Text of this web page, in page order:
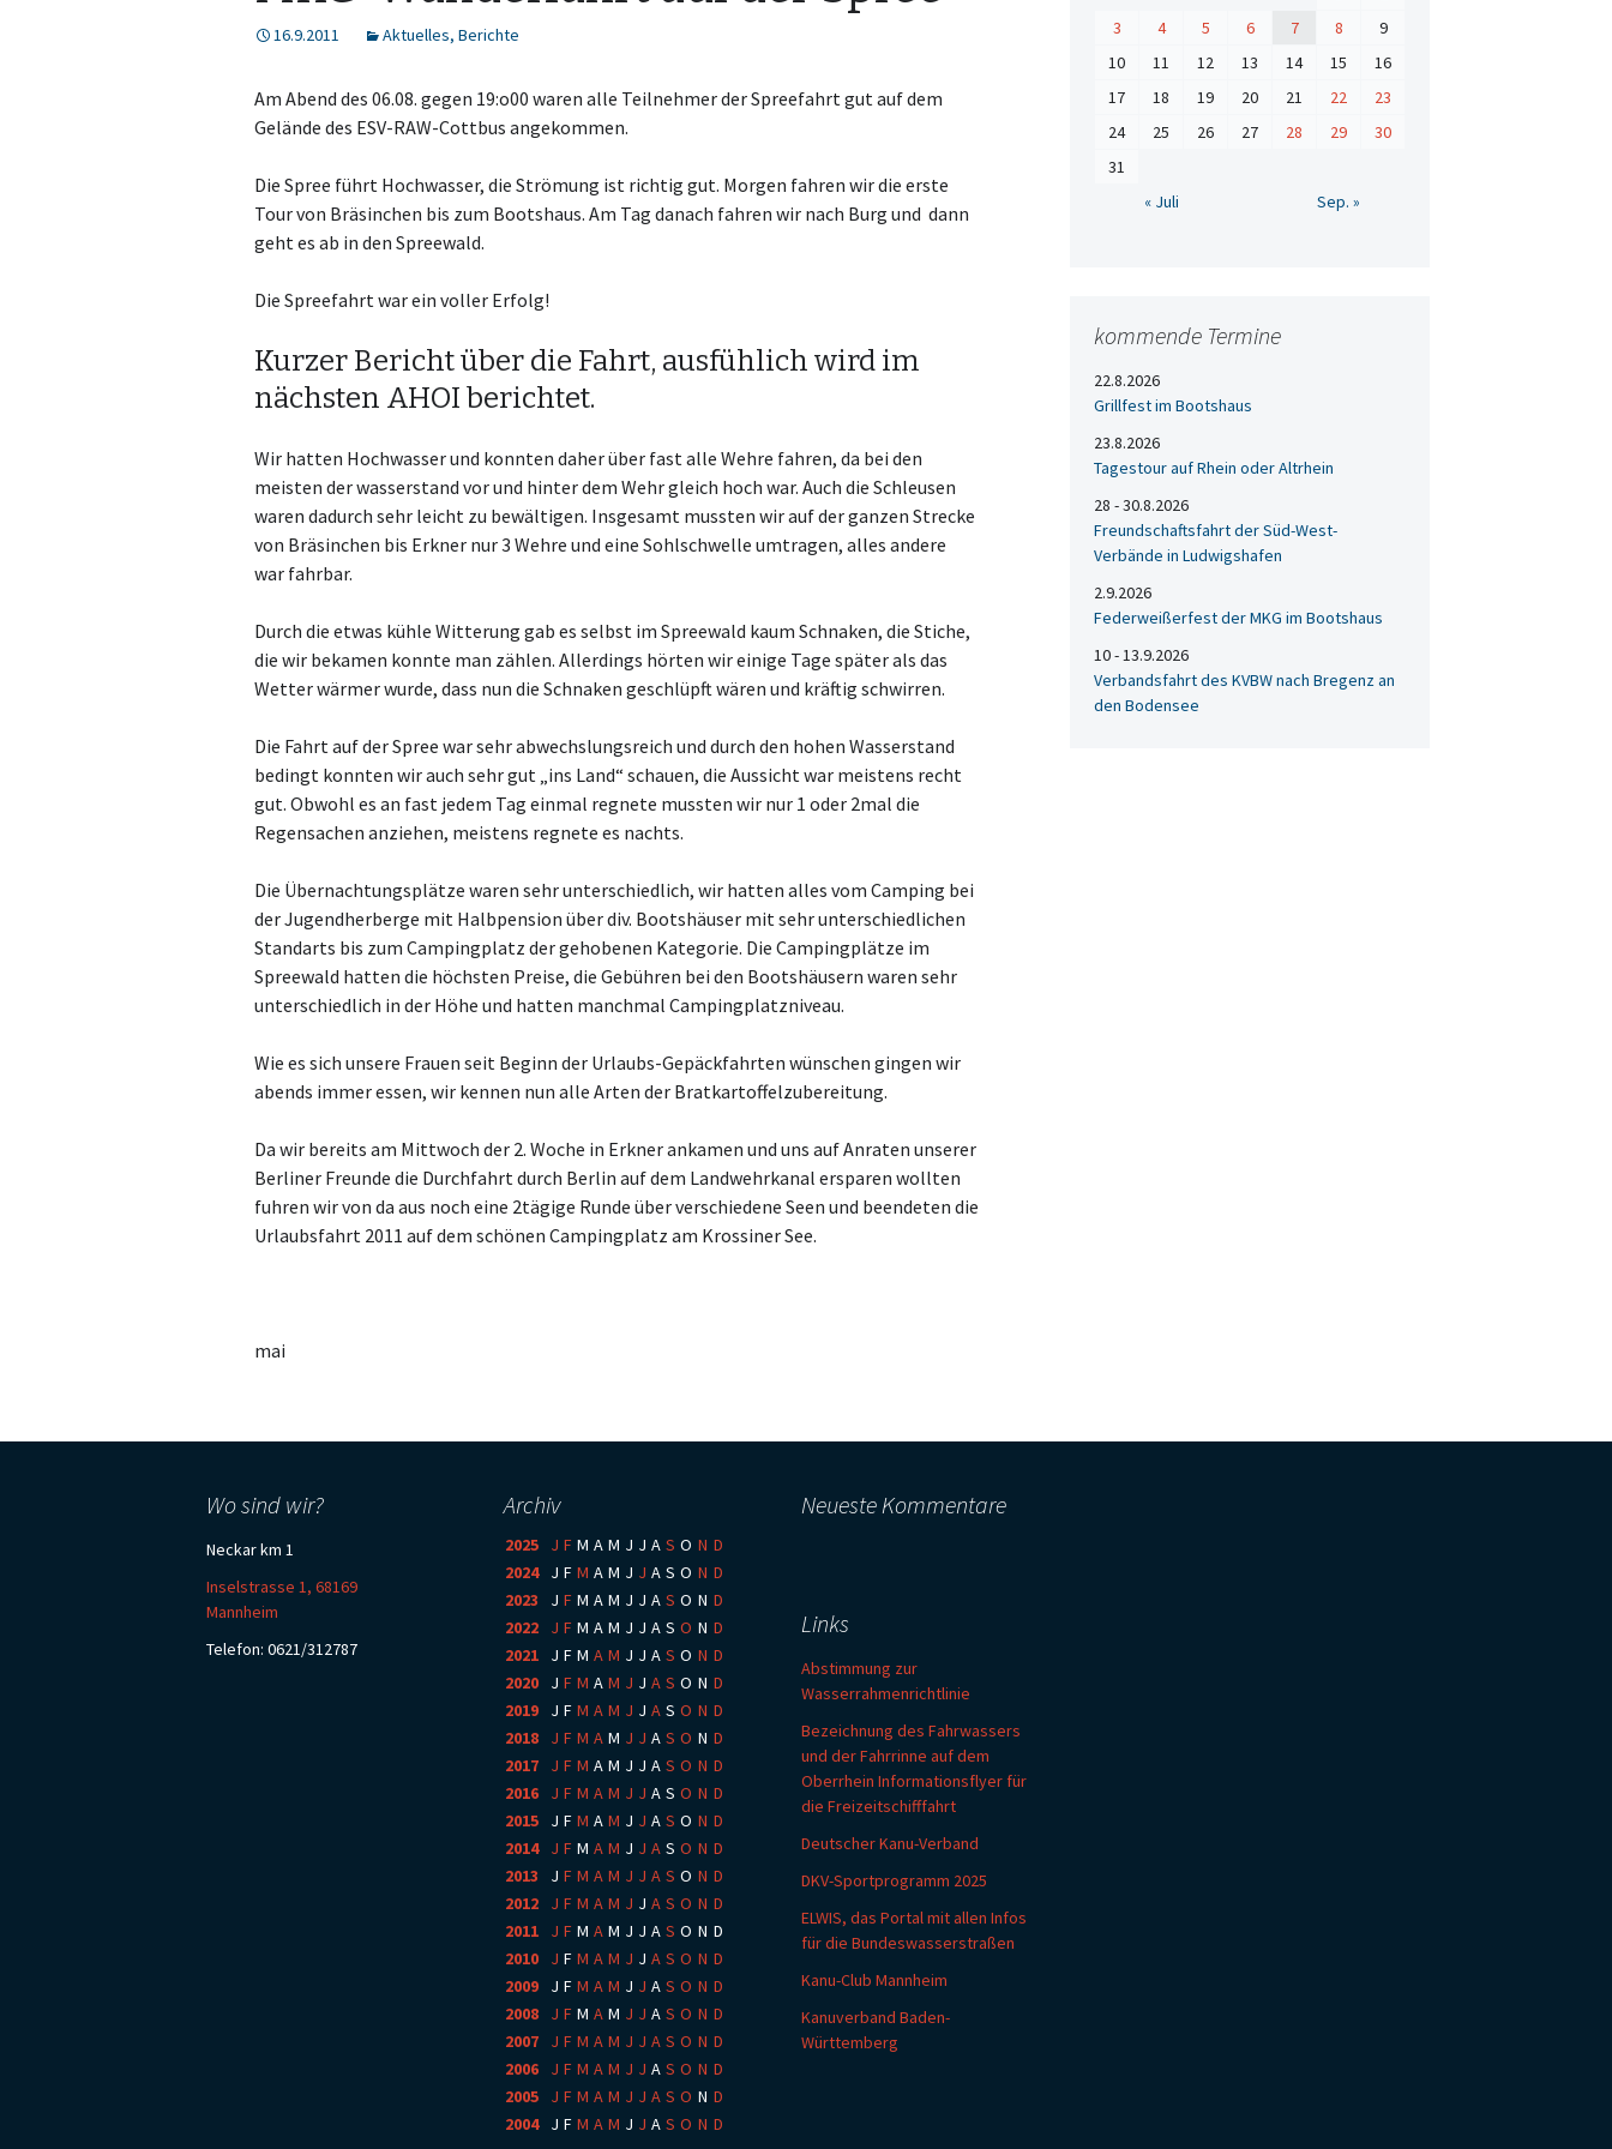
16.9.2011 Aktuelles, Berichte
Am Abend des 06.08. gegen 19:o00 waren alle Teilnehmer der Spreefahrt gut auf dem
Gelände des ESV-RAW-Cottbus angekommen.
Die Spree führt Hochwasser, die Strömung ist richtig gut. Morgen fahren wir die erste
Tour von Bräsinchen bis zum Bootshaus. Am Tag danach fahren wir nach Burg und dann
geht es ab in den Spreewald.
Die Spreefahrt war ein voller Erfolg!
Kurzer Bericht über die Fahrt, ausfühlich wird im
nächsten AHOI berichtet.
Wir hatten Hochwasser und konnten daher über fast alle Wehre fahren, da bei den
meisten der wasserstand vor und hinter dem Wehr gleich hoch war. Auch die Schleusen
waren dadurch sehr leicht zu bewältigen. Insgesamt mussten wir auf der ganzen Strecke
von Bräsinchen bis Erkner nur 3 Wehre und eine Sohlschwelle umtragen, alles andere
war fahrbar.
Durch die etwas kühle Witterung gab es selbst im Spreewald kaum Schnaken, die Stiche,
die wir bekamen konnte man zählen. Allerdings hörten wir einige Tage später als das
Wetter wärmer wurde, dass nun die Schnaken geschlüpft wären und kräftig schwirren.
Die Fahrt auf der Spree war sehr abwechslungsreich und durch den hohen Wasserstand
bedingt konnten wir auch sehr gut „ins Land“ schauen, die Aussicht war meistens recht
gut. Obwohl es an fast jedem Tag einmal regnete mussten wir nur 1 oder 2mal die
Regensachen anziehen, meistens regnete es nachts.
Die Übernachtungsplätze waren sehr unterschiedlich, wir hatten alles vom Camping bei
der Jugendherberge mit Halbpension über div. Bootshäuser mit sehr unterschiedlichen
Standarts bis zum Campingplatz der gehobenen Kategorie. Die Campingplätze im
Spreewald hatten die höchsten Preise, die Gebühren bei den Bootshäusern waren sehr
unterschiedlich in der Höhe und hatten manchmal Campingplatzniveau.
Wie es sich unsere Frauen seit Beginn der Urlaubs-Gepäckfahrten wünschen gingen wir
abends immer essen, wir kennen nun alle Arten der Bratkartoffelzubereitung.
Da wir bereits am Mittwoch der 2. Woche in Erkner ankamen und uns auf Anraten unserer
Berliner Freunde die Durchfahrt durch Berlin auf dem Landwehrkanal ersparen wollten
fuhren wir von da aus noch eine 2tägige Runde über verschiedene Seen und beendeten die
Urlaubsfahrt 2011 auf dem schönen Campingplatz am Krossiner See.
mai
3
4 5 6 7 8
9
10
11 12 13 14 15
16
17
18 19 20 21 22
23
24
25 26 27 28 29
30
31
« Juli
Sep. »
kommende Termine
22.8.2026
Grillfest im Bootshaus
23.8.2026
Tagestour auf Rhein oder Altrhein
28 - 30.8.2026
Freundschaftsfahrt der Süd-West-
Verbände in Ludwigshafen
2.9.2026
Federweißerfest der MKG im Bootshaus
10 - 13.9.2026
Verbandsfahrt des KVBW nach Bregenz an
den Bodensee
Wo sind wir?
Neckar km 1
Inselstrasse 1, 68169
Mannheim
Telefon: 0621/312787
Archiv
2025 J F M A M J J A S O N D
2024: J F M A M J J A S O N D
2023
J F M A M J J A S O N D
2022
J F M A M J J A S O N D
2021
J F M A M J J A S O N D
2020
J F M A M J J A S O N D
2019
J F M A M J J A S O N D
2018
J F M A M J J A S O N D
2017
J F M A M J J A S O N D
2016
J F M A M J J A S O N D
2015
J F M A M J J A S O N D
2014: J F M A M J J A S O N D
2013
J F M A M J J A S O N D
2012
J F M A M J J A S O N D
2011
J F M A M J J A S O N D
2010
J F M A M J J A S O N D
2009
J F M A M J J A S O N D
2008
J F M A M J J A S O N D
2007
J F M A M J J A S O N D
2006
J F M A M J J A S O N D
2005
J F M A M J J A S O N D
2004: J F M A M J J A S O N D
Neueste Kommentare
Links
Abstimmung zur
Wasserrahmenrichtlinie
Bezeichnung des Fahrwassers
und der Fahrrinne auf dem
Oberrhein Informationsflyer für
die Freizeitschifffahrt
Deutscher Kanu-Verband
DKV-Sportprogramm 2025
ELWIS, das Portal mit allen Infos
für die Bundeswasserstraßen
Kanu-Club Mannheim
Kanuverband Baden-
Württemberg